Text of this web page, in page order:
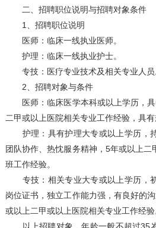
二、招聘职位说明与招聘对象条件
1、招聘职位说明
医师：临床一线执业医师。
护理：临床一线执业护士。
专技：医疗专业技术及相关专业人员
2、招聘对象与条件
医师：临床医学本科或以上学历，具
二甲或以上医院相关专业工作经验，具有
护理：具有护理大专或以上学历，
团队协作、热忱服务精神，5年或以上二
班工作经验。
专技：相关专业大专或以上学历，
岗位证书，独立工作能力强，有良好的
或以上二甲或以上医院相关专业工作经验